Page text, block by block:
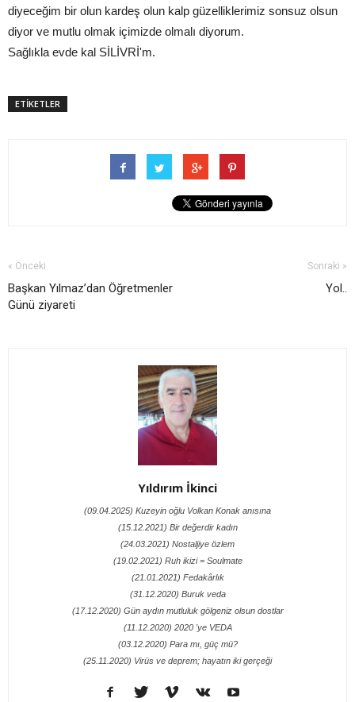
diyeceğim bir olun kardeş olun kalp güzelliklerimiz sonsuz olsun
diyor ve mutlu olmak içimizde olmalı diyorum.
Sağlıkla evde kal SİLİVRİ'm.
ETİKETLER
« Önceki
Başkan Yılmaz’dan Öğretmenler
Günü ziyareti
Sonraki »
Yol..
Yıldırım İkinci
(09.04.2025) Kuzeyin oğlu Volkan Konak anısına
(15.12.2021) Bir değerdir kadın
(24.03.2021) Nostaljiye özlem
(19.02.2021) Ruh ikizi = Soulmate
(21.01.2021) Fedakârlık
(31.12.2020) Buruk veda
(17.12.2020) Gün aydın mutluluk gölgeniz olsun dostlar
(11.12.2020) 2020 'ye VEDA
(03.12.2020) Para mı, güç mü?
(25.11.2020) Virüs ve deprem; hayatın iki gerçeği